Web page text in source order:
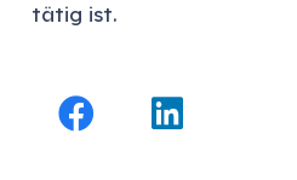
tätig ist.